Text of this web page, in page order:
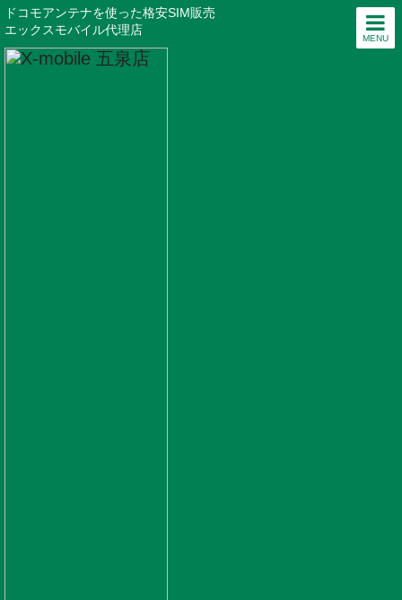
MENU
ドコモアンテナを使った格安SIM販売
エックスモバイル代理店